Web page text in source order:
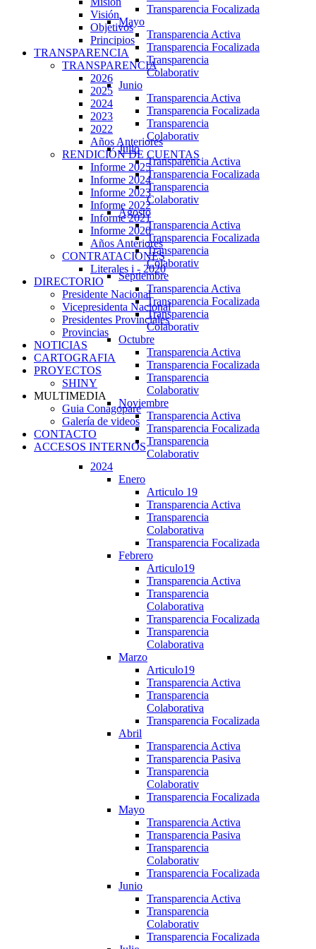
Transparencia Focalizada
Mayo
Transparencia Activa
Transparencia Focalizada
Transparencia
Colaborativ
Junio
Transparencia Activa
Transparencia Focalizada
Transparencia
Colaborativ
Julio
Transparencia Activa
Transparencia Focalizada
Transparencia
Colaborativ
Agosto
Transparencia Activa
Transparencia Focalizada
Transparencia
Colaborativ
Septiembre
Transparencia Activa
Transparencia Focalizada
Transparencia
Colaborativ
Octubre
Transparencia Activa
Transparencia Focalizada
Transparencia
Colaborativ
Noviembre
Transparencia Activa
Transparencia Focalizada
Transparencia
Colaborativ
2024
Enero
Articulo 19
Transparencia Activa
Transparencia
Colaborativa
Transparencia Focalizada
Febrero
Articulo19
Transparencia Activa
Transparencia
Colaborativa
Transparencia Focalizada
Transparencia
Colaborativa
Marzo
Articulo19
Transparencia Activa
Transparencia
Colaborativa
Transparencia Focalizada
Abril
Transparencia Activa
Transparencia Pasiva
Transparencia
Colaborativ
Transparencia Focalizada
Mayo
Transparencia Activa
Transparencia Pasiva
Transparencia
Colaborativ
Transparencia Focalizada
Junio
Transparencia Activa
Transparencia
Colaborativ
Transparencia Focalizada
Visión
Objetivos
Principios
TRANSPARENCIA
TRANSPARENCIA
2026
2025
2024
2023
2022
Años Anteriores
RENDICIÓN DE CUENTAS
Informe 2025
Informe 2024
Informe 2023
Informe 2022
Informe 2021
Informe 2020
Años Anteriores
CONTRATACIONES
Literales i - 2020
DIRECTORIO
Presidente Nacional
Vicepresidenta Nacional
Presidentes Provinciales
Provincias
NOTICIAS
CARTOGRAFIA
PROYECTOS
SHINY
MULTIMEDIA
Guia Conagopare
Galería de videos
CONTACTO
ACCESOS INTERNOS